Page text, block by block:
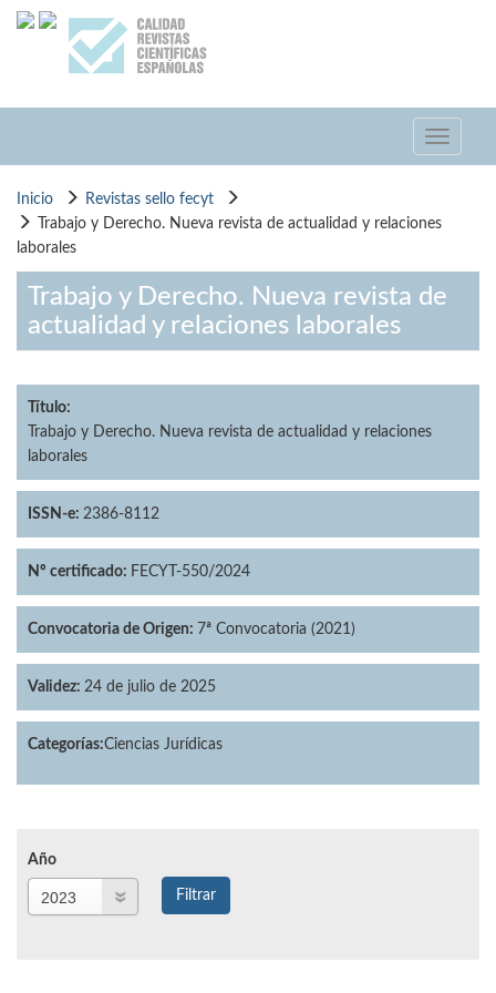
Pasar
Toggle
Inicio
Revistas sello fecyt
Trabajo y Derecho. Nueva revista de actualidad y relaciones
laborales
Trabajo y Derecho. Nueva revista de
actualidad y relaciones laborales
Título:
Trabajo y Derecho. Nueva revista de actualidad y relaciones
laborales
ISSN-e: 2386-8112
Nº certificado: FECYT-550/2024
Convocatoria de Origen: 7ª Convocatoria (2021)
Validez: 24 de julio de 2025
Categorías:Ciencias Jurídicas
Año
Filtrar